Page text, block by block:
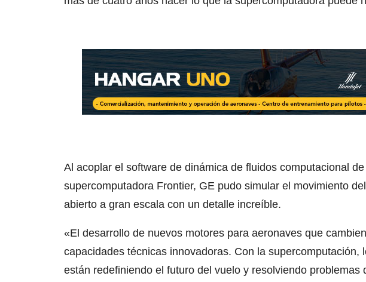
Al acoplar el software de dinámica de fluidos computacional
supercomputadora Frontier, GE pudo simular el movimiento
abierto a gran escala con un detalle increíble.
«El desarrollo de nuevos motores para aeronaves que
capacidades técnicas innovadoras. Con la supercomputación,
están redefiniendo el futuro del vuelo y resolviendo problemas